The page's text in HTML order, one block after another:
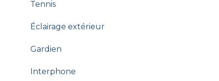
Tennis
Éclairage extérieur
Gardien
Interphone